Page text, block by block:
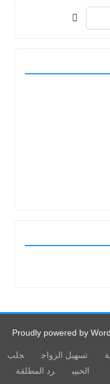
Proudly powered by
تسهيل الزواج
جلب
الحبيب
رد المطلقة